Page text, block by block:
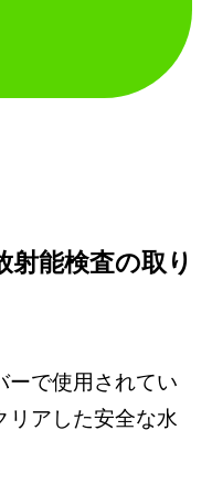
能検査の取り
ーで使用されてい
リアした安全な水